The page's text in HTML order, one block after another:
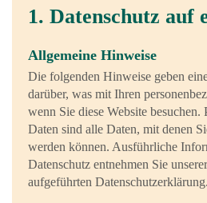
1. Datenschutz auf
Allgemeine Hinweise
Die folgenden Hinweise geben
darüber, was mit Ihren
wenn Sie diese Website besuchen.
Daten sind alle Daten, mit denen
werden können. Ausführliche
Datenschutz entnehmen Sie
aufgeführten Datenschutzerklärung.